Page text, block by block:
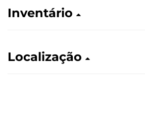
Inventário
Localização